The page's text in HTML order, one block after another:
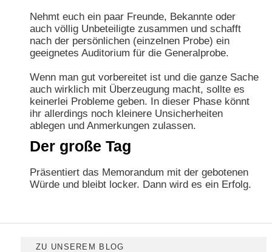
Nehmt euch ein paar Freunde, Bekannte oder
auch völlig Unbeteiligte zusammen und schafft
nach der persönlichen (einzelnen Probe) ein
geeignetes Auditorium für die Generalprobe.
Wenn man gut vorbereitet ist und die ganze Sache
auch wirklich mit Überzeugung macht, sollte es
keinerlei Probleme geben. In dieser Phase könnt
ihr allerdings noch kleinere Unsicherheiten
ablegen und Anmerkungen zulassen.
Der große Tag
Präsentiert das Memorandum mit der gebotenen
Würde und bleibt locker. Dann wird es ein Erfolg.
ZU UNSEREM BLOG